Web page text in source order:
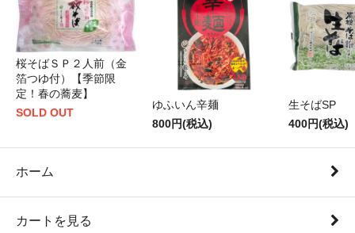
桜そばＳＰ２人前（金
箔つゆ付）【季節限
定！春の蕎麦】
SOLD OUT
ゆふいん辛麺
800円(税込)
生そばSP
400円(税込)
ホーム
カートを見る